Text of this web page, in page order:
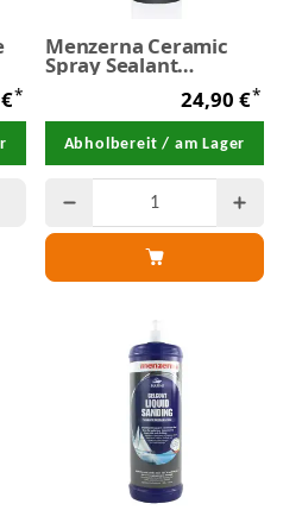
€*
Menzerna Ceramic
Spray Sealant
Protection 500 ml
24,90 €*
Abholbereit / am Lager